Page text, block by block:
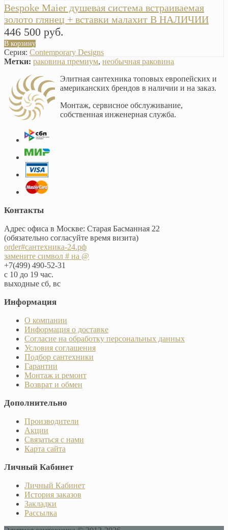
Bespoke Maier душевая система встраиваемая
золото глянец + вставки малахит В НАЛИЧИИ
446 500 руб.
В корзину
Серия: Contemporary Designs
Метки: раковина премиум, необычная раковина
Элитная сантехника топовых европейских и
американских брендов в наличии и на заказ.
Монтаж, сервисное обслуживание,
собственная инженерная служба.
Контакты
Адрес офиса в Москве: Старая Басманная 22
(обязательно согласуйте время визита)
order#сантехника-24.рф
замените символ # на @
+7(499) 490-52-31
с 10 до 19 час.
выходные сб, вс
Информация
О компании
Информация о доставке
Согласие на обработку персональных данных
Условия соглашения
Подбор сантехники
Гарантии
Монтаж и ремонт
Возврат и обмен
Дополнительно
Производители
Акции
Связаться с нами
Карта сайта
Личный Кабинет
Личный Кабинет
История заказов
Закладки
Рассылка